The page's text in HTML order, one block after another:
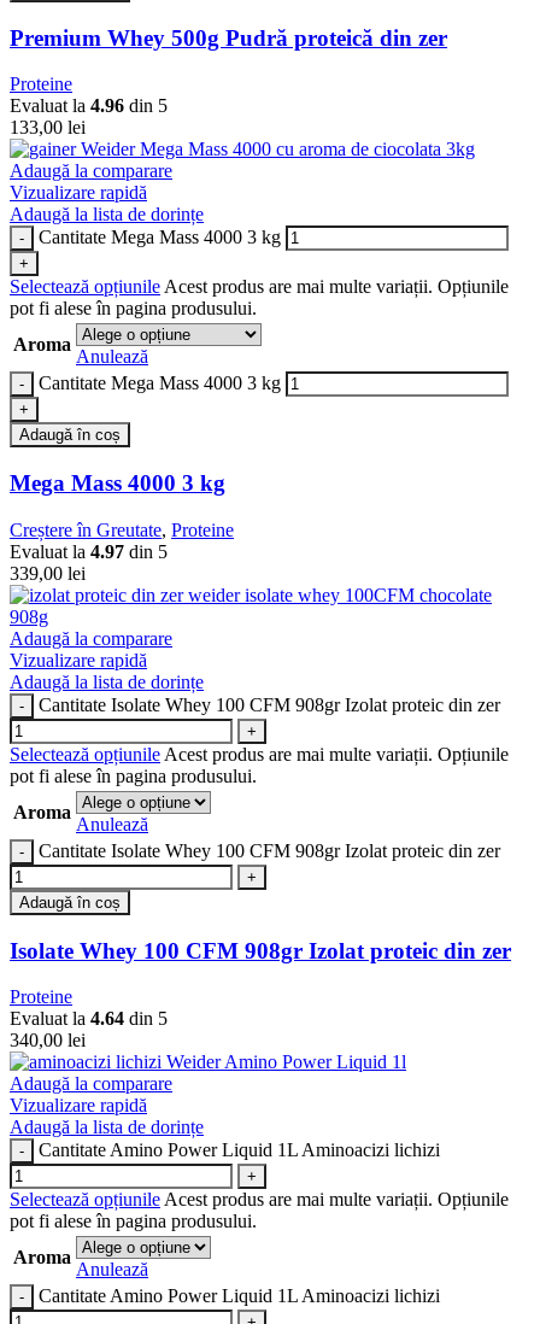
Premium Whey 500g Pudră proteică din zer
Proteine
Evaluat la 4.96 din 5
133,00 lei
Adaugă la comparare
Vizualizare rapidă
Adaugă la lista de dorințe
Cantitate Mega Mass 4000 3 kg
Selectează opțiunileAcest produs are mai multe variații. Opțiunile
pot fi alese în pagina produsului.
Aroma
Anulează
Cantitate Mega Mass 4000 3 kg
Adaugă în coș
Mega Mass 4000 3 kg
Creștere în Greutate, Proteine
Evaluat la 4.97 din 5
339,00 lei
Adaugă la comparare
Vizualizare rapidă
Adaugă la lista de dorințe
Cantitate Isolate Whey 100 CFM 908gr Izolat proteic din zer
Selectează opțiunile Acest produs are mai multe variații. Opțiunile
pot fi alese în pagina produsului.
Aroma
Anulează
Cantitate Isolate Whey 100 CFM 908gr Izolat proteic din zer
Adaugă în coș
Isolate Whey 100 CFM 908gr Izolat proteic din zer
Proteine
Evaluat la 4.64 din 5
340,00 lei
Adaugă la comparare
Vizualizare rapidă
Adaugă la lista de dorințe
Cantitate Amino Power Liquid 1L Aminoacizi lichizi
Selectează opțiunile Acest produs are mai multe variații. Opțiunile
pot fi alese în pagina produsului.
Aroma
Anulează
Cantitate Amino Power Liquid 1L Aminoacizi lichizi